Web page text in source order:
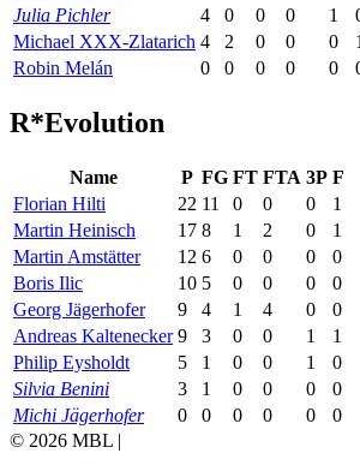
Julia Pichler
4 0 0 0 1
Michael XXX-Zlatarich 4 2 0 0 0
1
Robin Melán
0 0 0 0 0
R*Evolution
Name P FG FT FTA 3P F
Florian Hilti
22 11 0 0 0
1
Martin Heinisch
17 8 1 2 0
1
Martin Amstätter
12 6 0 0 0
0
Boris Ilic
10 5 0 0 0
0
Georg Jägerhofer
9 4 1 4 0
0
Andreas Kaltenecker 9 3 0 0 1
1
Philip Eysholdt
5 1 0 0 1
0
Silvia Benini
3 1 0 0 0
0
Michi Jägerhofer
0 0 0 0 0
0
© 2026 MBL |